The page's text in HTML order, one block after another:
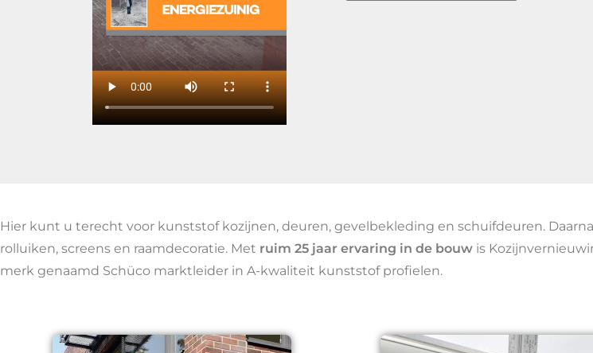
Hier kunt u terecht voor kunststof kozijnen, deuren, gevelbekleding en schuifdeuren.
rolluiken, screens en raamdecoratie. Met ruim 25 jaar ervaring in de bouw is
merk genaamd Schüco marktleider in A-kwaliteit kunststof profielen.